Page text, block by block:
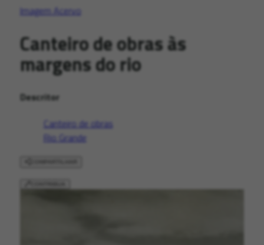
Imagem Acervo
Canteiro de obras às
margens do rio
Descritor
Canteiro de obras
Rio Grande